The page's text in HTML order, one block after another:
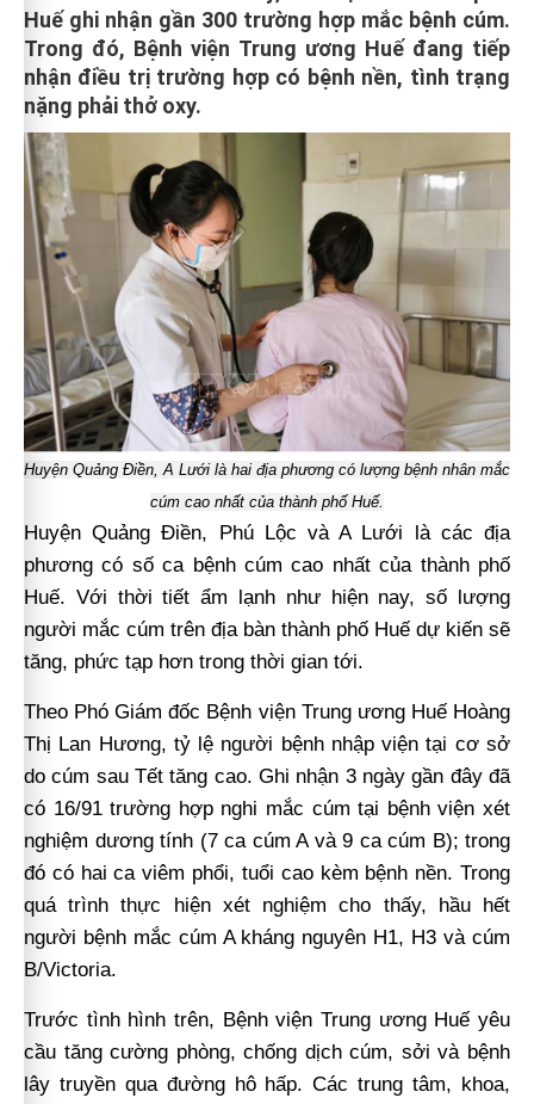
Huế ghi nhận gần 300 trường hợp mắc bệnh cúm.
Trong đó, Bệnh viện Trung ương Huế đang tiếp
nhận điều trị trường hợp có bệnh nền, tình trạng
nặng phải thở oxy.
Huyện Quảng Điền, A Lưới là hai địa phương có lượng bệnh nhân mắc
cúm cao nhất của thành phố Huế.
Huyện Quảng Điền, Phú Lộc và A Lưới là các địa
phương có số ca bệnh cúm cao nhất của thành phố
Huế. Với thời tiết ẩm lạnh như hiện nay, số lượng
người mắc cúm trên địa bàn thành phố Huế dự kiến sẽ
tăng, phức tạp hơn trong thời gian tới.
Theo Phó Giám đốc Bệnh viện Trung ương Huế Hoàng
Thị Lan Hương, tỷ lệ người bệnh nhập viện tại cơ sở
do cúm sau Tết tăng cao. Ghi nhận 3 ngày gần đây đã
có 16/91 trường hợp nghi mắc cúm tại bệnh viện xét
nghiệm dương tính (7 ca cúm A và 9 ca cúm B); trong
đó có hai ca viêm phổi, tuổi cao kèm bệnh nền. Trong
quá trình thực hiện xét nghiệm cho thấy, hầu hết
người bệnh mắc cúm A kháng nguyên H1, H3 và cúm
B/Victoria.
Trước tình hình trên, Bệnh viện Trung ương Huế yêu
cầu tăng cường phòng, chống dịch cúm, sởi và bệnh
lây truyền qua đường hô hấp. Các trung tâm, khoa,